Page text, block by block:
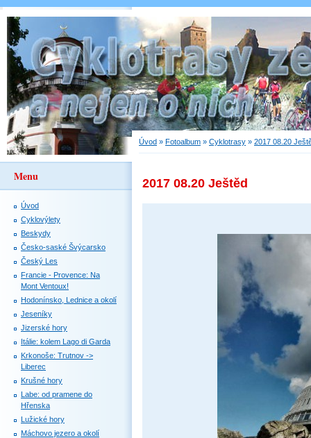
Úvod » Fotoalbum » Cyklotrasy » 2017 08.20
2017 08.20 Ještěd
Menu
Úvod
Cyklovýlety
Beskydy
Česko-saské Švýcarsko
Český Les
Francie - Provence: Na
Mont Ventoux!
Hodonínsko, Lednice a okolí
Jeseníky
Jizerské hory
Itálie: kolem Lago di Garda
Krkonoše: Trutnov ->
Liberec
Krušné hory
Labe: od pramene do
Hřenska
Lužické hory
Máchovo jezero a okolí